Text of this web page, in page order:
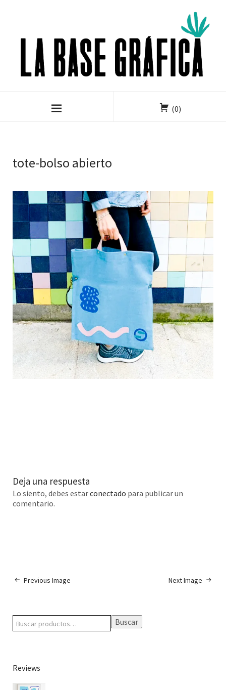
(0)
tote-bolso abierto
Deja una respuesta
Lo siento, debes estarconectado para publicar un
comentario.
Next Image
Previous Image
Buscar
Reviews